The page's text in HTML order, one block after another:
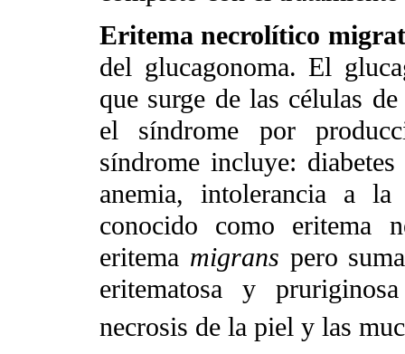
Eritema necrolítico
del glucagonoma. El
que surge de las células
el síndrome por
síndrome incluye:
anemia, intolerancia a
conocido como eritema
eritema migrans pero
eritematosa y
necrosis de la piel y las